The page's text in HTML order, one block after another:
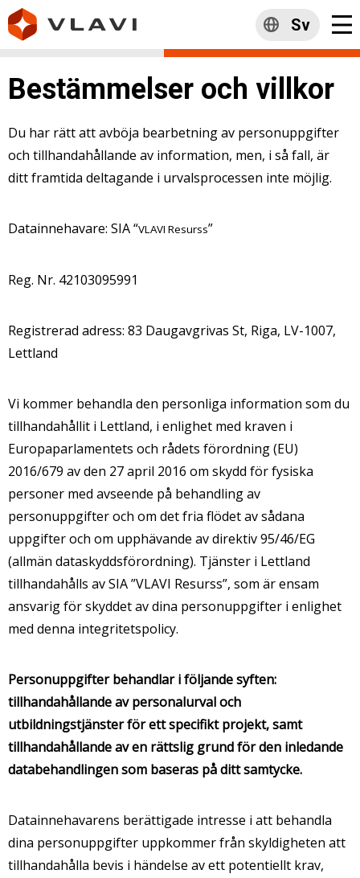
Sv
Bestämmelser och villkor
Du har rätt att avböja bearbetning av personuppgifter
och tillhandahållande av information, men, i så fall, är
ditt framtida deltagande i urvalsprocessen inte möjlig.
Datainnehavare: SIA “VLAVI Resurss”
Reg. Nr. 42103095991
Registrerad adress: 83 Daugavgrivas St, Riga, LV-1007,
Lettland
Vi kommer behandla den personliga information som du
tillhandahållit i Lettland, i enlighet med kraven i
Europaparlamentets och rådets förordning (EU)
2016/679 av den 27 april 2016 om skydd för fysiska
personer med avseende på behandling av
personuppgifter och om det fria flödet av sådana
uppgifter och om upphävande av direktiv 95/46/EG
(allmän dataskyddsförordning). Tjänster i Lettland
tillhandahålls av SIA ”VLAVI Resurss”, som är ensam
ansvarig för skyddet av dina personuppgifter i enlighet
med denna integritetspolicy.
Personuppgifter behandlar i följande syften:
tillhandahållande av personalurval och
utbildningstjänster för ett specifikt projekt, samt
tillhandahållande av en rättslig grund för den inledande
databehandlingen som baseras på ditt samtycke.
Datainnehavarens berättigade intresse i att behandla
dina personuppgifter uppkommer från skyldigheten att
tillhandahålla bevis i händelse av ett potentiellt krav,